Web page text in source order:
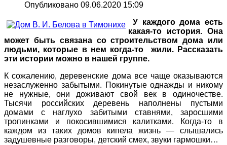
Опубликовано 09.06.2020 15:09
У каждого дома есть
какая-то история. Она
может быть связана со строительством дома или
людьми, которые в нем когда-то жили. Рассказать
эти истории можно в нашей группе.
К сожалению, деревенские дома все чаще оказываются
незаслуженно забытыми. Покинутые однажды и никому
не нужные, они доживают свой век в одиночестве.
Тысячи российских деревень наполнены пустыми
домами с наглухо забитыми ставнями, заросшими
тропинками и покосившимися калитками. Когда-то в
каждом из таких домов кипела жизнь — слышались
задушевные разговоры, детский смех, звуки гармошки…